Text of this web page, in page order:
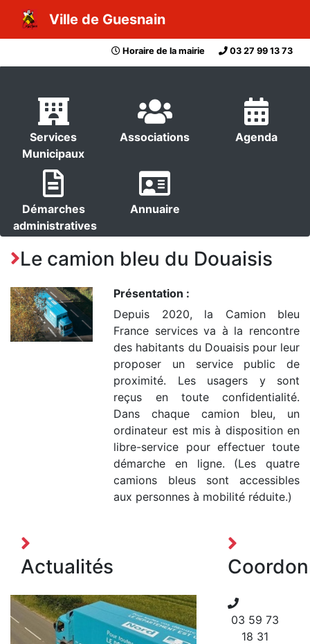
Ville de Guesnain
Horaire de la mairie 03 27 99 13 73
Services
Municipaux
Associations Agenda
Démarches
administratives
Annuaire
Le camion bleu du Douaisis
Présentation :
Depuis 2020, la Camion bleu
France services va à la rencontre
des habitants du Douaisis pour leur
proposer un service public de
proximité. Les usagers y sont
reçus en toute confidentialité.
Dans chaque camion bleu, un
ordinateur est mis à disposition en
libre-service pour effectuer toute
démarche en ligne. (Les quatre
camions bleus sont accessibles
aux personnes à mobilité réduite.)
Actualités
03 59 73
18 31